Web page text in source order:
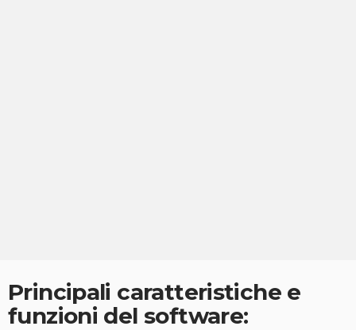
Principali caratteristiche e
funzioni del software: